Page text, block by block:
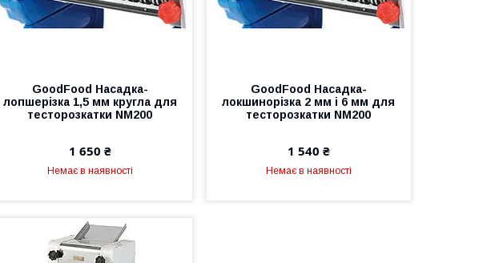
GoodFood Насадка-
лопшерізка 1,5 мм кругла для
тесторозкатки NM200
1 650 ₴
Немає в наявності
GoodFood Насадка-
локшинорізка 2 мм і 6 мм для
тесторозкатки NM200
1 540 ₴
Немає в наявності